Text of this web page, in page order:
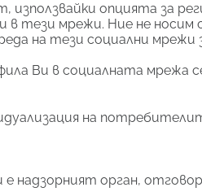
използвайки опцията за
в тези мрежи. Ние не
на тези социални
Ви в социалната мрежа
на
надзорният орган,